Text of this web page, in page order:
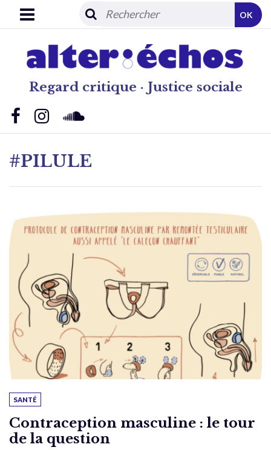
Regard critique · Justice sociale
OK
#PILULE
SANTÉ
Contraception masculine : le tour
de la question